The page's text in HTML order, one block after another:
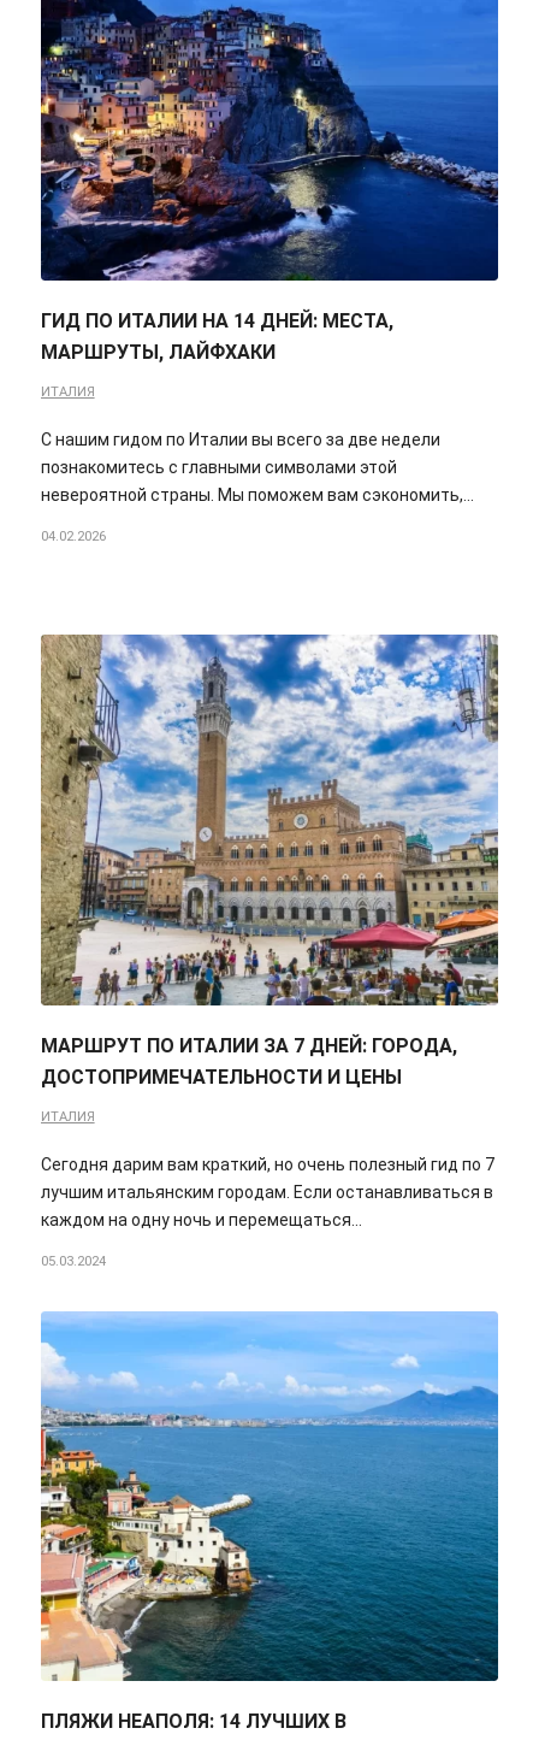
ГИД ПО ИТАЛИИ НА 14 ДНЕЙ: МЕСТА,
МАРШРУТЫ, ЛАЙФХАКИ
ИТАЛИЯ
С нашим гидом по Италии вы всего за две недели
познакомитесь с главными символами этой
невероятной страны. Мы поможем вам сэкономить,…
04.02.2026
МАРШРУТ ПО ИТАЛИИ ЗА 7 ДНЕЙ: ГОРОДА,
ДОСТОПРИМЕЧАТЕЛЬНОСТИ И ЦЕНЫ
ИТАЛИЯ
Сегодня дарим вам краткий, но очень полезный гид по 7
лучшим итальянским городам. Если останавливаться в
каждом на одну ночь и перемещаться…
05.03.2024
ПЛЯЖИ НЕАПОЛЯ: 14 ЛУЧШИХ В